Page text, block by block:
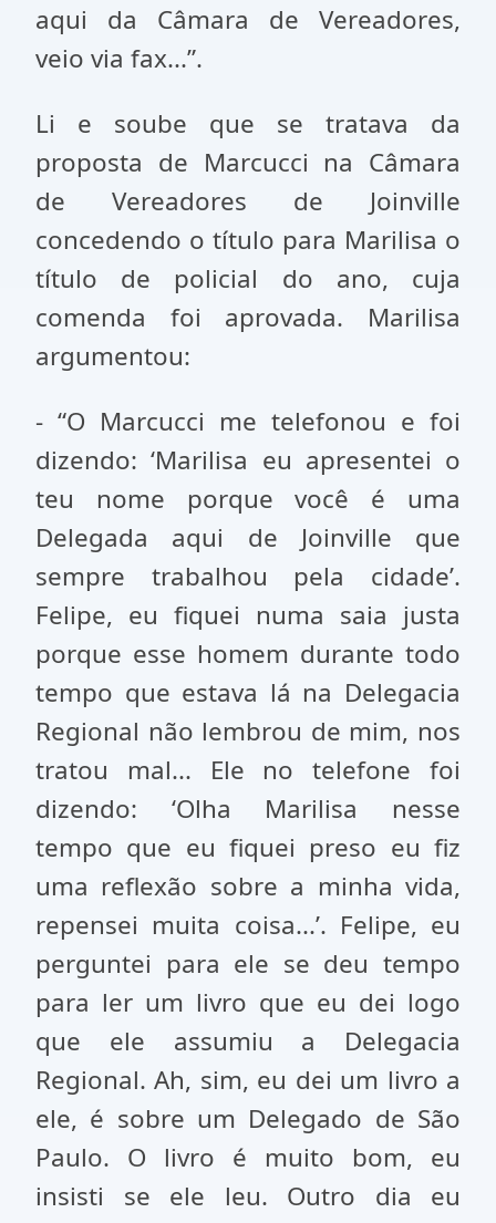
aqui da Câmara de Vereadores,
veio via fax...”.
Li e soube que se tratava da
proposta de Marcucci na Câmara
de Vereadores de Joinville
concedendo o título para Marilisa o
título de policial do ano, cuja
comenda foi aprovada. Marilisa
argumentou:
- “O Marcucci me telefonou e foi
dizendo: ‘Marilisa eu apresentei o
teu nome porque você é uma
Delegada aqui de Joinville que
sempre trabalhou pela cidade’.
Felipe, eu fiquei numa saia justa
porque esse homem durante todo
tempo que estava lá na Delegacia
Regional não lembrou de mim, nos
tratou mal... Ele no telefone foi
dizendo: ‘Olha Marilisa nesse
tempo que eu fiquei preso eu fiz
uma reflexão sobre a minha vida,
repensei muita coisa...’. Felipe, eu
perguntei para ele se deu tempo
para ler um livro que eu dei logo
que ele assumiu a Delegacia
Regional. Ah, sim, eu dei um livro a
ele, é sobre um Delegado de São
Paulo. O livro é muito bom, eu
insisti se ele leu. Outro dia eu